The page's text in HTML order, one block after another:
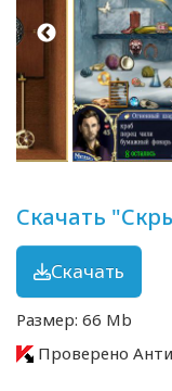
Скачать
Скачать
Размер: 66 Mb
Проверено